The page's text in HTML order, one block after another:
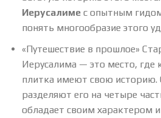
Иерусалимес опытным
понять многообразие этого
«Путешествие в прошлое»
Иерусалима — это место, где
плитка имеют свою историю.
разделяют его на четыре
обладает своим характером